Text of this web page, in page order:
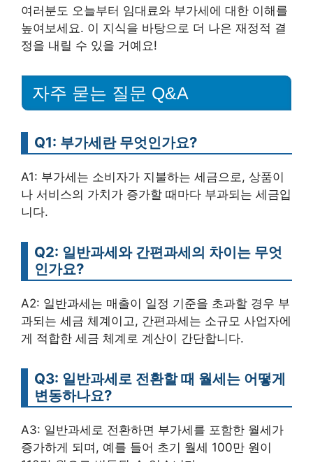
여러분도 오늘부터 임대료와 부가세에 대한 이해를
높여보세요. 이 지식을 바탕으로 더 나은 재정적 결
정을 내릴 수 있을 거예요!
자주 묻는 질문 Q&A
Q1: 부가세란 무엇인가요?
A1: 부가세는 소비자가 지불하는 세금으로, 상품이
나 서비스의 가치가 증가할 때마다 부과되는 세금입
니다.
Q2: 일반과세와 간편과세의 차이는 무엇
인가요?
A2: 일반과세는 매출이 일정 기준을 초과할 경우 부
과되는 세금 체계이고, 간편과세는 소규모 사업자에
게 적합한 세금 체계로 계산이 간단합니다.
Q3: 일반과세로 전환할 때 월세는 어떻게
변동하나요?
A3: 일반과세로 전환하면 부가세를 포함한 월세가
증가하게 되며, 예를 들어 초기 월세 100만 원이